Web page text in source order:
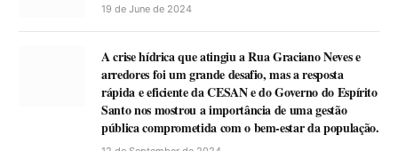
19 de June de 2024
A crise hídrica que atingiu a Rua Graciano Neves e
arredores foi um grande desafio, mas a resposta
rápida e eficiente da CESAN e do Governo do Espírito
Santo nos mostrou a importância de uma gestão
pública comprometida com o bem-estar da população.